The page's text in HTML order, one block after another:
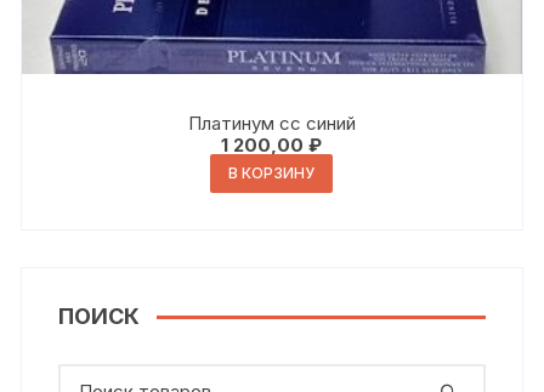
Платинум сс синий
1 200,00₽
В КОРЗИНУ
ПОИСК